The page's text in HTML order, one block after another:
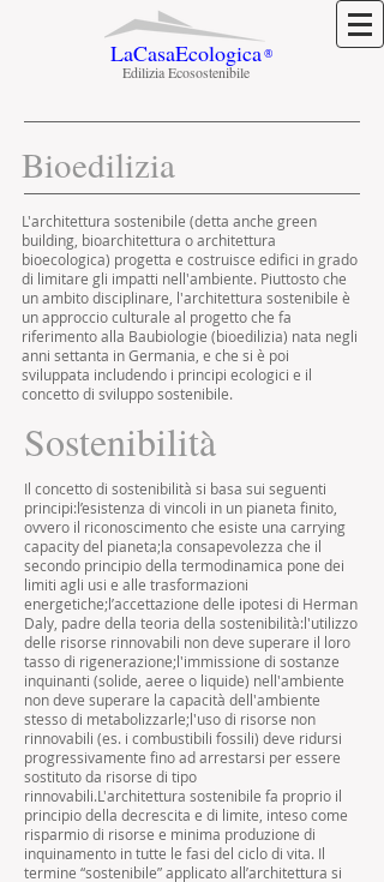
LaCasaEcologica
Edilizia Ecosostenibile
®
Bioedilizia
L'architettura sostenibile (detta anche green
building, bioarchitettura o architettura
bioecologica) progetta e costruisce edifici in grado
di limitare gli impatti nell'ambiente. Piuttosto che
un ambito disciplinare, l'architettura sostenibile è
un approccio culturale al progetto che fa
riferimento alla Baubiologie (bioedilizia) nata negli
anni settanta in Germania, e che si è poi
sviluppata includendo i principi ecologici e il
concetto di sviluppo sostenibile.
Sostenibilità
Il concetto di sostenibilità si basa sui seguenti
principi:l’esistenza di vincoli in un pianeta finito,
ovvero il riconoscimento che esiste una carrying
capacity del pianeta;la consapevolezza che il
secondo principio della termodinamica pone dei
limiti agli usi e alle trasformazioni
energetiche;l’accettazione delle ipotesi di Herman
Daly, padre della teoria della sostenibilità:l'utilizzo
delle risorse rinnovabili non deve superare il loro
tasso di rigenerazione;l'immissione di sostanze
inquinanti (solide, aeree o liquide) nell'ambiente
non deve superare la capacità dell'ambiente
stesso di metabolizzarle;l'uso di risorse non
rinnovabili (es. i combustibili fossili) deve ridursi
progressivamente fino ad arrestarsi per essere
sostituto da risorse di tipo
rinnovabili.L'architettura sostenibile fa proprio il
principio della decrescita e di limite, inteso come
risparmio di risorse e minima produzione di
inquinamento in tutte le fasi del ciclo di vita. Il
termine “sostenibile” applicato all’architettura si